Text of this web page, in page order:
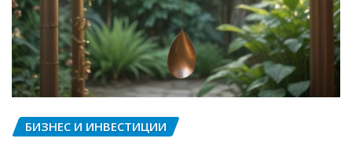
БИЗНЕС И ИНВЕСТИЦИИ